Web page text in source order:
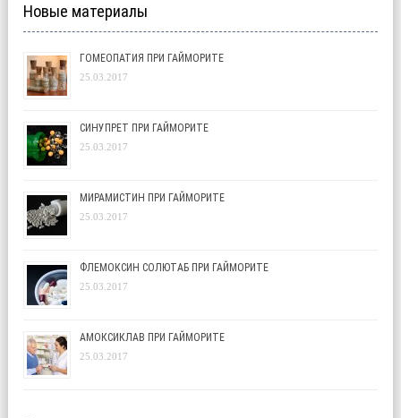
Новые материалы
ГОМЕОПАТИЯ ПРИ ГАЙМОРИТЕ
25.03.2017
СИНУПРЕТ ПРИ ГАЙМОРИТЕ
25.03.2017
МИРАМИСТИН ПРИ ГАЙМОРИТЕ
25.03.2017
ФЛЕМОКСИН СОЛЮТАБ ПРИ ГАЙМОРИТЕ
25.03.2017
АМОКСИКЛАВ ПРИ ГАЙМОРИТЕ
25.03.2017